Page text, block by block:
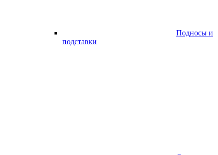
Подносы и
подставки